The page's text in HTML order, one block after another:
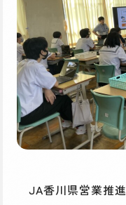
JA香川県営業推